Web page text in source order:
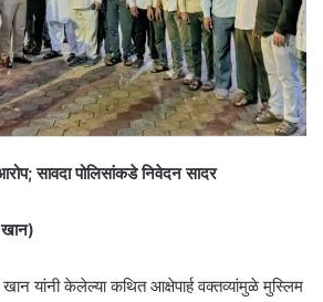
सावदा पोलिसांकडे निवेदन सादर
खान)
खान यांनी केलेल्या कथित आक्षेपार्ह वक्तव्यांमुळे मुस्लिम